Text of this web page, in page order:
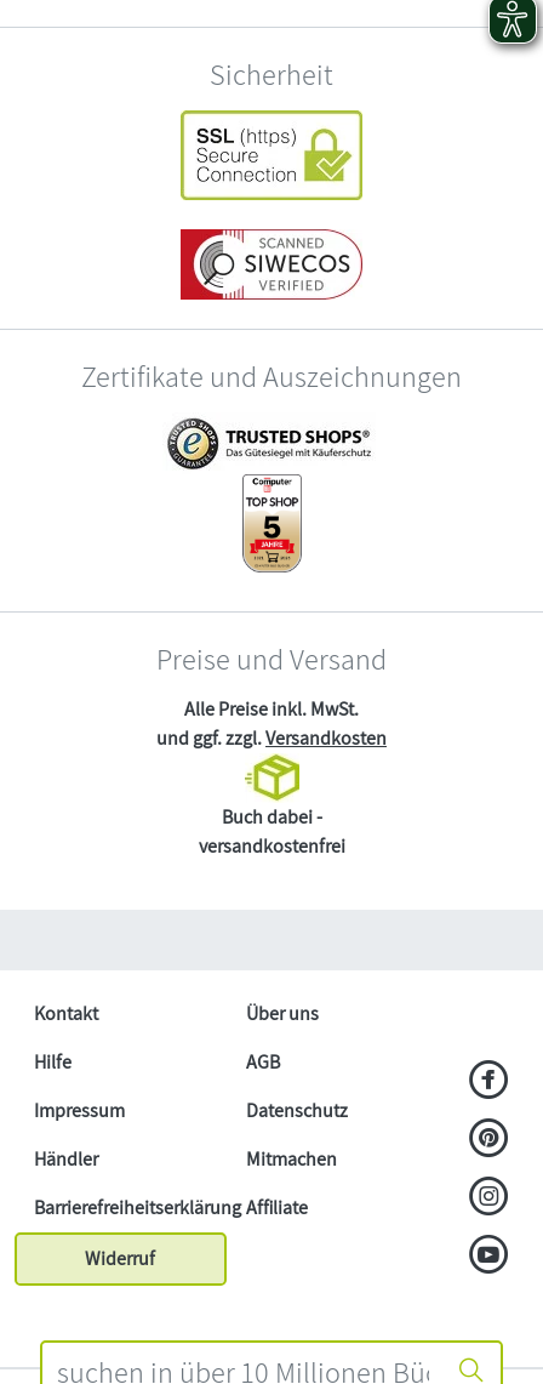
Sicherheit
Zertifikate und Auszeichnungen
Preise und Versand
Alle Preise inkl. MwSt.
und ggf. zzgl.Versandkosten
Buch dabei -
versandkostenfrei
Kontakt
Über uns
Hilfe
AGB
Impressum
Datenschutz
Händler
Mitmachen
BarrierefreiheitserklärungAffiliate
Widerruf